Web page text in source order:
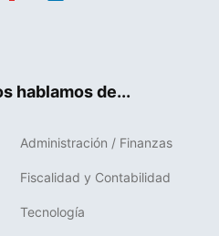
hablamos de...
Administración / Finanzas
Fiscalidad y Contabilidad
Tecnología